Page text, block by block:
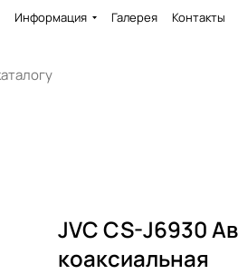
Информация Галерея Контакты
JVC CS-J6930
коаксиальная